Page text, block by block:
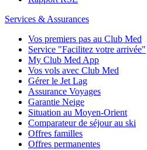
Services & Assurances
Vos premiers pas au Club Med
Service "Facilitez votre arrivée"
My Club Med App
Vos vols avec Club Med
Gérer le Jet Lag
Assurance Voyages
Garantie Neige
Situation au Moyen-Orient
Comparateur de séjour au ski
Offres familles
Offres permanentes